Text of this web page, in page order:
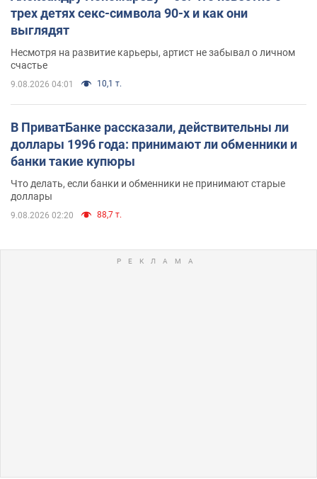
трех детях секс-символа 90-х и как они
выглядят
Несмотря на развитие карьеры, артист не забывал о личном
счастье
9.08.2026 04:01 10,1 т.
В ПриватБанке рассказали, действительны ли
доллары 1996 года: принимают ли обменники и
банки такие купюры
Что делать, если банки и обменники не принимают старые
доллары
9.08.2026 02:20 88,7 т.